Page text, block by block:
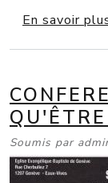
En savoir
Soumis par